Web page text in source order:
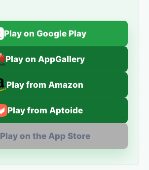
Play on Google Play
Play on AppGallery
Play from Amazon
Play from Aptoide
Play on the App Store